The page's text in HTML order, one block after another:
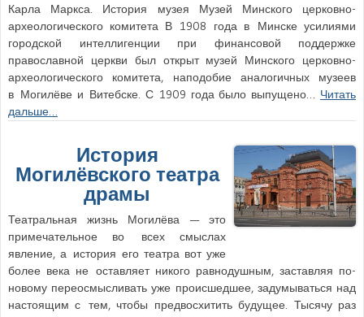
Карла Маркса. История музея Музей Минского церковно-
археологического комитета В 1908 года в Минске усилиями
городской интеллигенции при финансовой поддержке
православной церкви был открыт музей Минского церковно-
археологического комитета, наподобие аналогичных музеев
в Могилёве и Витебске. С 1909 года было выпущено… Читать
дальше…
История
Могилёвского театра
драмы
Театральная жизнь Могилёва — это
примечательное во всех смыслах
явление, а история его театра вот уже
более века не оставляет никого равнодушным, заставляя по-
новому переосмысливать уже происшедшее, задумываться над
настоящим с тем, чтобы предвосхитить будущее. Тысячу раз